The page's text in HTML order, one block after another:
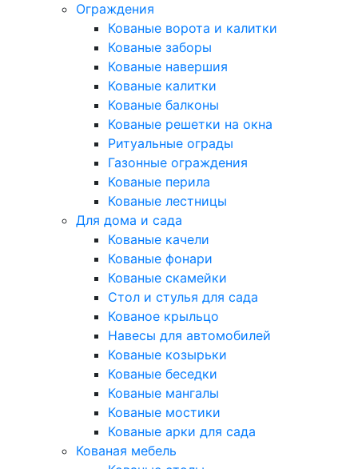
Ограждения
Кованые ворота и калитки
Кованые заборы
Кованые навершия
Кованые калитки
Кованые балконы
Кованые решетки на окна
Ритуальные ограды
Газонные ограждения
Кованые перила
Кованые лестницы
Для дома и сада
Кованые качели
Кованые фонари
Кованые скамейки
Стол и стулья для сада
Кованое крыльцо
Навесы для автомобилей
Кованые козырьки
Кованые беседки
Кованые мангалы
Кованые мостики
Кованые арки для сада
Кованая мебель